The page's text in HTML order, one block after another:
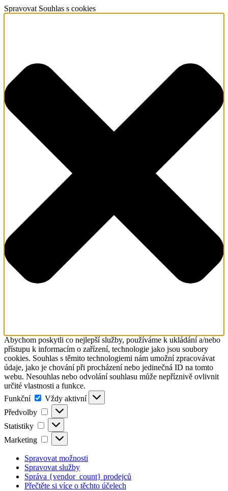
Spravovat Souhlas s cookies
Abychom poskytli co nejlepší služby, používáme k ukládání a/nebo
přístupu k informacím o zařízení, technologie jako jsou soubory
cookies. Souhlas s těmito technologiemi nám umožní zpracovávat
údaje, jako je chování při procházení nebo jedinečná ID na tomto
webu. Nesouhlas nebo odvolání souhlasu může nepříznivě ovlivnit
určité vlastnosti a funkce.
Funkční
Funkční
Vždy aktivní
Předvolby
Předvolby
Statistiky Statistiky
Marketing Marketing
Spravovat možnosti
Spravovat služby
Správa {vendor_count} prodejců
Přečtěte si více o těchto účelech